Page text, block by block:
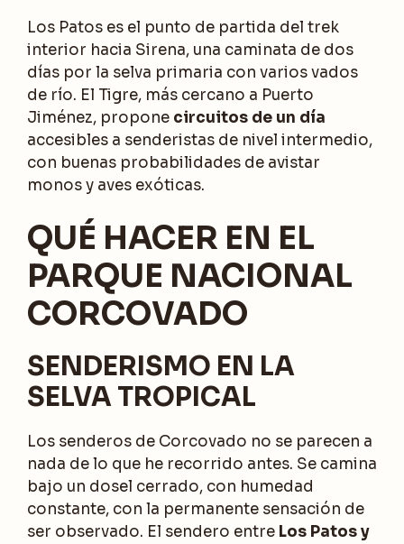
Los Patos es el punto de partida del trek
interior hacia Sirena, una caminata de dos
días por la selva primaria con varios vados
de río. El Tigre, más cercano a Puerto
Jiménez, propone circuitos de un día
accesibles a senderistas de nivel intermedio,
con buenas probabilidades de avistar
monos y aves exóticas.
QUÉ HACER EN EL
PARQUE NACIONAL
CORCOVADO
SENDERISMO EN LA
SELVA TROPICAL
Los senderos de Corcovado no se parecen a
nada de lo que he recorrido antes. Se camina
bajo un dosel cerrado, con humedad
constante, con la permanente sensación de
ser observado. El sendero entre Los Patos y